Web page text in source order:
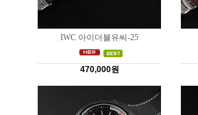
IWC 아이더블유씨-25
470,000원